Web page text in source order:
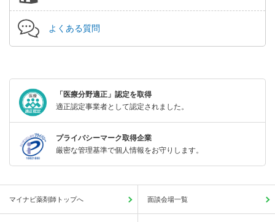
よくある質問
「医療分野適正」認定を取得
適正認定事業者として認定されました。
プライバシーマーク取得企業
厳密な管理基準で個人情報をお守りします。
マイナビ薬剤師トップへ 面談会場一覧